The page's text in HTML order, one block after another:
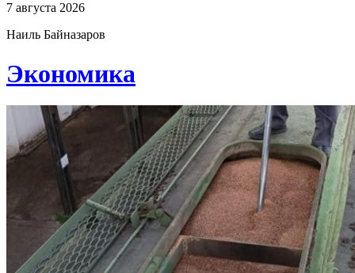
7 августа 2026
Наиль Байназаров
Экономика